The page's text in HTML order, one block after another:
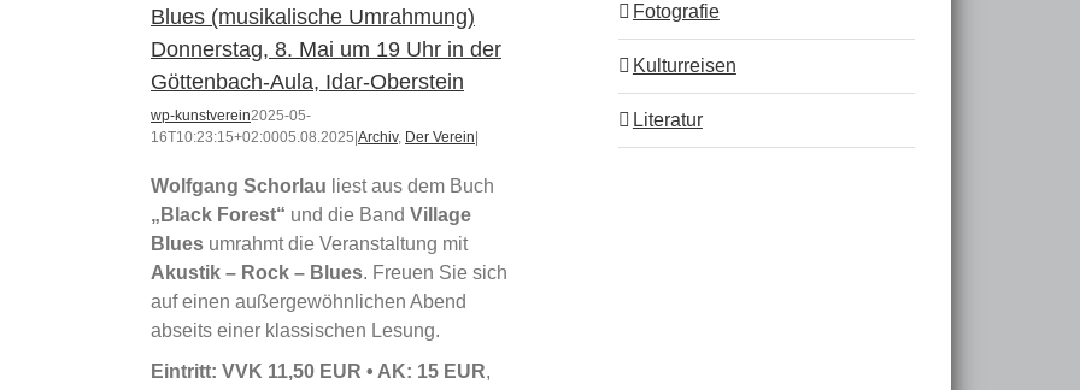
Blues (musikalische Umrahmung)
Donnerstag, 8. Mai um 19 Uhr in der
Göttenbach-Aula, Idar-Oberstein
wp-kunstverein2025-05-
16T10:23:15+02:0005.08.2025 Archiv, Der Verein
Wolfgang Schorlau liest aus dem Buch
„Black Forest“ und die Band Village
Blues umrahmt die Veranstaltung mit
Akustik – Rock – Blues. Freuen Sie sich
auf einen außergewöhnlichen Abend
abseits einer klassischen Lesung.
Eintritt: VVK 11,50 EUR • AK: 15 EUR,
Fotografie
Kulturreisen
Literatur